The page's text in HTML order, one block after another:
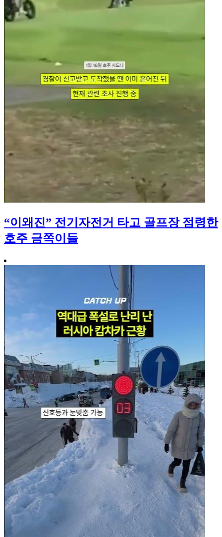
“이왜진” 전기자전거 타고 골프장 점령한
호주 금쪽이들